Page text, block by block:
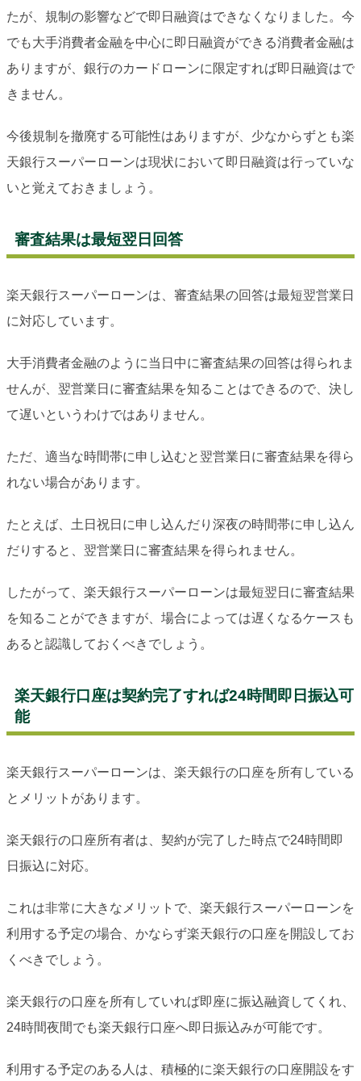
たが、規制の影響などで即日融資はできなくなりました。今
でも大手消費者金融を中心に即日融資ができる消費者金融は
ありますが、銀行のカードローンに限定すれば即日融資はで
きません。
今後規制を撤廃する可能性はありますが、少なからずとも楽
天銀行スーパーローンは現状において即日融資は行っていな
いと覚えておきましょう。
審査結果は最短翌日回答
楽天銀行スーパーローンは、審査結果の回答は最短翌営業日
に対応しています。
大手消費者金融のように当日中に審査結果の回答は得られま
せんが、翌営業日に審査結果を知ることはできるので、決し
て遅いというわけではありません。
ただ、適当な時間帯に申し込むと翌営業日に審査結果を得ら
れない場合があります。
たとえば、土日祝日に申し込んだり深夜の時間帯に申し込ん
だりすると、翌営業日に審査結果を得られません。
したがって、楽天銀行スーパーローンは最短翌日に審査結果
を知ることができますが、場合によっては遅くなるケースも
あると認識しておくべきでしょう。
楽天銀行口座は契約完了すれば24時間即日振込可
能
楽天銀行スーパーローンは、楽天銀行の口座を所有している
とメリットがあります。
楽天銀行の口座所有者は、契約が完了した時点で24時間即
日振込に対応。
これは非常に大きなメリットで、楽天銀行スーパーローンを
利用する予定の場合、かならず楽天銀行の口座を開設してお
くべきでしょう。
楽天銀行の口座を所有していれば即座に振込融資してくれ、
24時間夜間でも楽天銀行口座へ即日振込みが可能です。
利用する予定のある人は、積極的に楽天銀行の口座開設をす